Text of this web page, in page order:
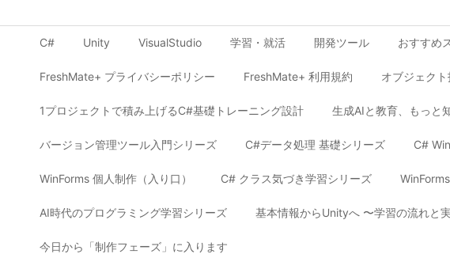
C# Unity VisualStudio 学習・就活 開発ツール おすすめ
FreshMate+ プライバシーポリシー FreshMate+ 利用規約 オブジェク
1プロジェクトで積み上げるC#基礎トレーニング設計 生成AIと教育、もっと
バージョン管理ツール入門シリーズ C#データ処理 基礎シリーズ C#
WinForms 個人制作（入り口） C# クラス気づき学習シリーズ
AI時代のプログラミング学習シリーズ 基本情報からUnityへ 〜学習の流れと
今日から「制作フェーズ」に入ります